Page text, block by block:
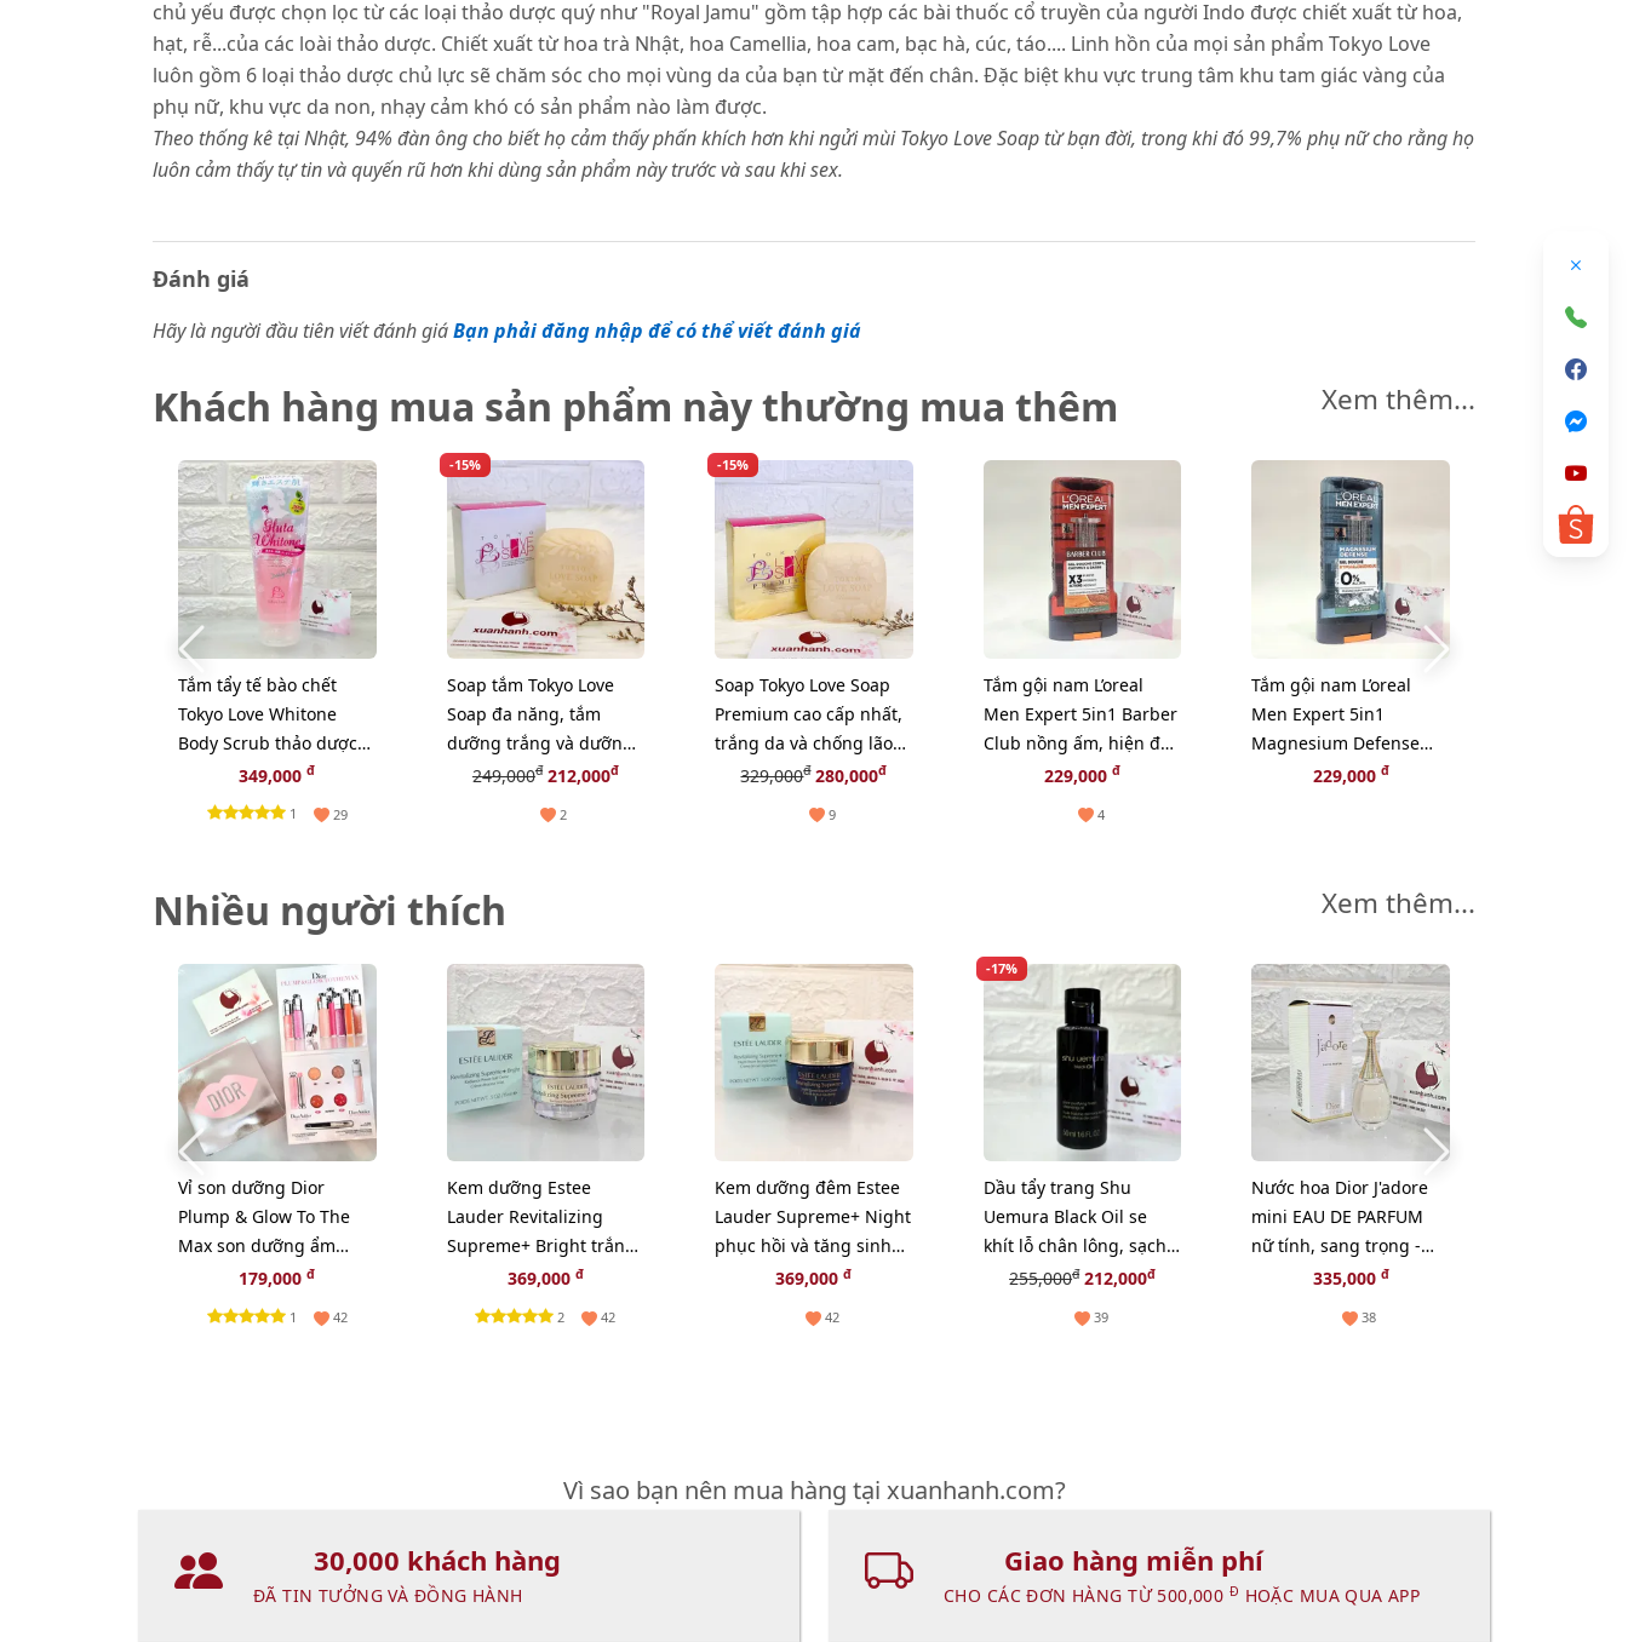
chủ yếu được chọn lọc từ các loại thảo dược quý như "Royal Jamu" gồm tập hợp các bài thuốc cổ truyền của người Indo được chiết xuất từ hoa,
hạt, rễ...của các loài thảo dược. Chiết xuất từ hoa trà Nhật, hoa Camellia, hoa cam, bạc hà, cúc, táo.... Linh hồn của mọi sản phẩm Tokyo Love
luôn gồm 6 loại thảo dược chủ lực sẽ chăm sóc cho mọi vùng da của bạn từ mặt đến chân. Đặc biệt khu vực trung tâm khu tam giác vàng của
phụ nữ, khu vực da non, nhạy cảm khó có sản phẩm nào làm được.
Theo thống kê tại Nhật, 94% đàn ông cho biết họ cảm thấy phấn khích hơn khi ngửi mùi Tokyo Love Soap từ bạn đời, trong khi đó 99,7% phụ nữ cho rằng họ
luôn cảm thấy tự tin và quyến rũ hơn khi dùng sản phẩm này trước và sau khi sex.
Đánh giá
Hãy là người đầu tiên viết đánh giáBạn phải đăng nhập để có thể viết đánh giá
Khách hàng mua sản phẩm này thường mua thêm Xem thêm...
Tắm tẩy tế bào chết
Tokyo Love Whitone
Body Scrub thảo dược
thiên nhiên.
349,000đ
1 29
-15%
Soap tắm Tokyo Love
Soap đa năng, tắm
dưỡng trắng và dưỡng
ẩm từ thảo dược
249,000đ212,000đ
2
-15%
Soap Tokyo Love Soap
Premium cao cấp nhất,
trắng da và chống lão
hóa (New)
329,000đ280,000đ
9
Tắm gội nam L’oreal
Men Expert 5in1 Barber
Club nồng ấm, hiện đại
(màu nâu) - 300ml
229,000đ
4
Tắm gội nam L’oreal
Men Expert 5in1
Magnesium Defense
cuốn hút, tinh tế (màu
229,000 đ
Nhiều người thích Xem thêm...
Vỉ son dưỡng Dior
Plump & Glow To The
Max son dưỡng ẩm
tăng sắc cho môi 2in1
179,000đ
1 42
Kem dưỡng Estee
Lauder Revitalizing
Supreme+ Bright trắng
sáng da toàn diện, 15ml
369,000 đ
2 42
Kem dưỡng đêm Estee
Lauder Supreme+ Night
phục hồi và tăng sinh
Collagen, 15ml (New)
369,000đ
42
-17%
Dầu tẩy trang Shu
Uemura Black Oil se
khít lỗ chân lông, sạch
bã nhờn - 50ml
255,000đ 212,000đ
39
Nước hoa Dior J'adore
mini EAU DE PARFUM
nữ tính, sang trọng -
EDP, 5ml.335,000 đ
38
Vì sao bạn nên mua hàng tại xuanhanh.com?
30,000 khách hàng
ĐÃ TIN TƯỞNG VÀ ĐỒNG HÀNH
Giao hàng miễn phí
CHO CÁC ĐƠN HÀNG TỪ 500,000 Đ HOẶC MUA QUA APP